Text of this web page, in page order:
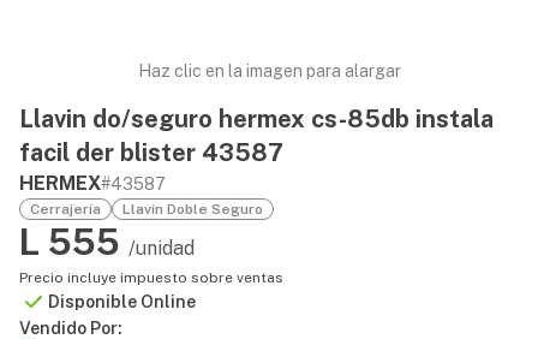
Haz clic en la imagen para alargar
Llavin do/seguro hermex cs-85db instala
facil der blister 43587
HERMEX#43587
Cerrajería Llavín Doble Seguro
L 555 /unidad
Precio incluye impuesto sobre ventas
Disponible Online
Vendido Por: